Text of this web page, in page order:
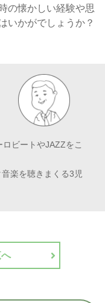
の懐かしい経験や思
いかがでしょうか？
ビートやJAZZをこ
楽を聴きまくる3児